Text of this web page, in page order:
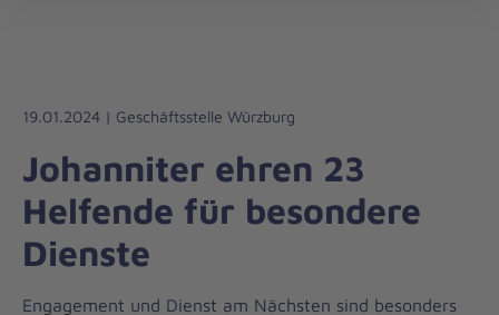
Liebe
Leben
19.01.2024 | Geschäftsstelle Würzburg
Johanniter ehren 23
Helfende für besondere
Dienste
Engagement und Dienst am Nächsten sind besonders